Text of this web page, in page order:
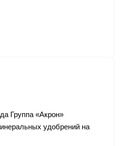
Группа «Акрон»
удобрений на